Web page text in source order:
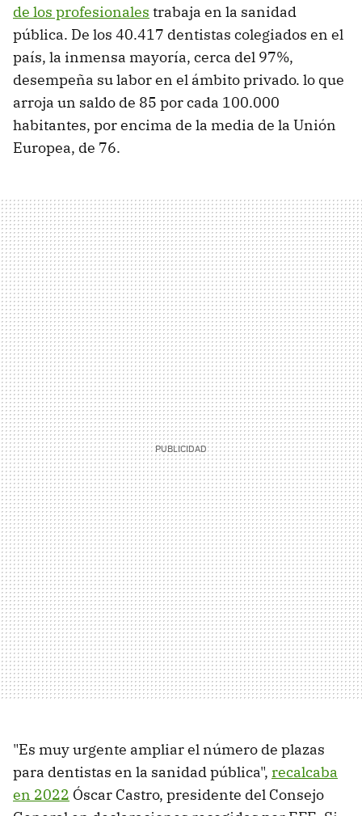
de los profesionales trabaja en la sanidad
pública. De los 40.417 dentistas colegiados en el
país, la inmensa mayoría, cerca del 97%,
desempeña su labor en el ámbito privado. lo que
arroja un saldo de 85 por cada 100.000
habitantes, por encima de la media de la Unión
Europea, de 76.
"Es muy urgente ampliar el número de plazas
para dentistas en la sanidad pública", recalcaba
en 2022 Óscar Castro, presidente del Consejo